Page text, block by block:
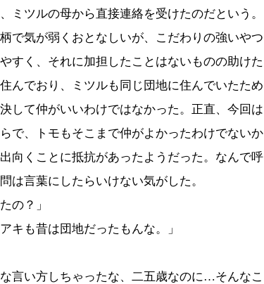
ミツルの母から直接連絡を受けたのだという。
で気が弱くおとなしいが、こだわりの強いやつ
すく、それに加担したことはないものの助けた
んでおり、ミツルも同じ団地に住んでいたため
して仲がいいわけではなかった。正直、今回は
で、トモもそこまで仲がよかったわけでないか
向くことに抵抗があったようだった。なんで呼
は言葉にしたらいけない気がした。
の？」
キも昔は団地だったもんな。」
言い方しちゃったな、二五歳なのに…そんなこ